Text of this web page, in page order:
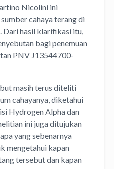
Nicolini ini
cahaya terang di
Dari hasil klarifikasi itu,
bagi penemuan
PNV J13544700-
masih terus diteliti
cahayanya, diketahui
Hydrogen Alpha dan
ini juga ditujukan
yang sebenarnya
mengetahui kapan
tersebut dan kapan